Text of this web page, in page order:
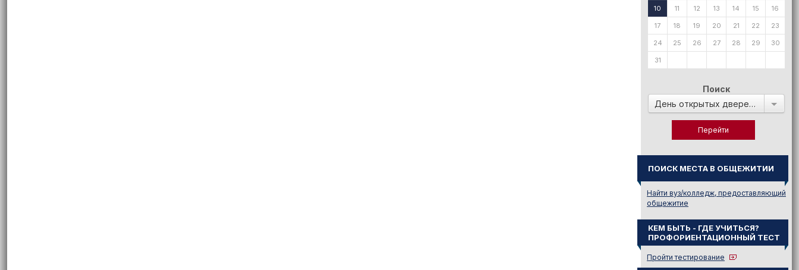
10 11 12 13 14 15 16
17 18 19 20 21 22 23
24 25 26 27 28 29 30
31
Поиск
День открытых дверей в:
ПОИСК МЕСТА В ОБЩЕЖИТИИ
Найти вуз/колледж, предоставляющий
общежитие
КЕМ БЫТЬ - ГДЕ УЧИТЬСЯ?
ПРОФОРИЕНТАЦИОННЫЙ ТЕСТ
Пройти тестирование